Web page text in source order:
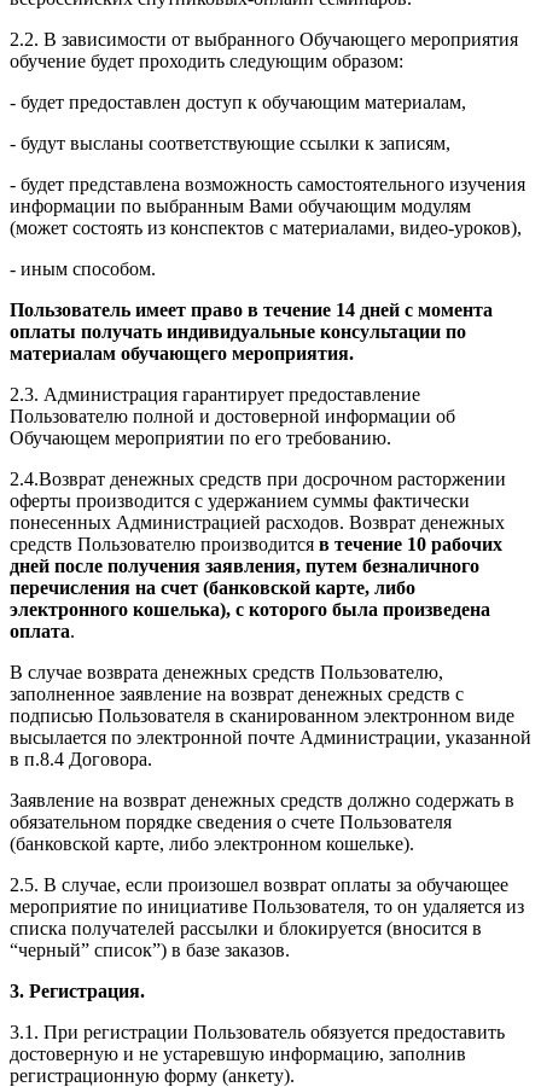
2.2. В зависимости от выбранного Обучающего мероприятия
обучение будет проходить следующим образом:
- будет предоставлен доступ к обучающим материалам,
- будут высланы соответствующие ссылки к записям,
- будет представлена возможность самостоятельного изучения
информации по выбранным Вами обучающим модулям
(может состоять из конспектов с материалами, видео-уроков),
- иным способом.
Пользователь имеет право в течение 14 дней с момента
оплаты получать индивидуальные консультации по
материалам обучающего мероприятия.
2.3. Администрация гарантирует предоставление
Пользователю полной и достоверной информации об
Обучающем мероприятии по его требованию.
2.4.Возврат денежных средств при досрочном расторжении
оферты производится с удержанием суммы фактически
понесенных Администрацией расходов. Возврат денежных
средств Пользователю производится в течение 10 рабочих
дней после получения заявления, путем безналичного
перечисления на счет (банковской карте, либо
электронного кошелька), с которого была произведена
оплата.
В случае возврата денежных средств Пользователю,
заполненное заявление на возврат денежных средств с
подписью Пользователя в сканированном электронном виде
высылается по электронной почте Администрации, указанной
в п.8.4 Договора.
Заявление на возврат денежных средств должно содержать в
обязательном порядке сведения о счете Пользователя
(банковской карте, либо электронном кошельке).
2.5. В случае, если произошел возврат оплаты за обучающее
мероприятие по инициативе Пользователя, то он удаляется из
списка получателей рассылки и блокируется (вносится в
“черный” список”) в базе заказов.
3. Регистрация.
3.1. При регистрации Пользователь обязуется предоставить
достоверную и не устаревшую информацию, заполнив
регистрационную форму (анкету).